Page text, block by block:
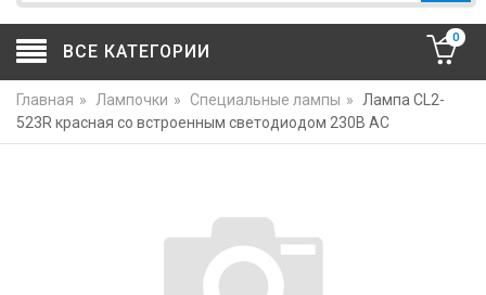
ВСЕ КАТЕГОРИИ
0
Главная » Лампочки » Специальные лампы » Лампа CL2-
523R красная со встроенным светодиодом 230В AC